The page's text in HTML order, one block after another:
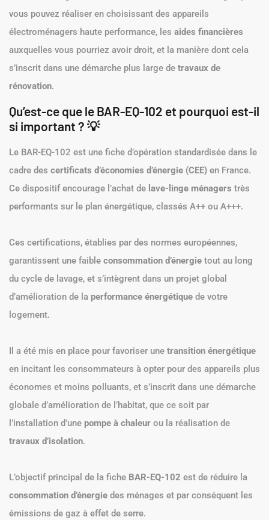
vous pouvez réaliser en choisissant des appareils
électroménagers haute performance, les aides financières
auxquelles vous pourriez avoir droit, et la manière dont cela
s’inscrit dans une démarche plus large de travaux de
rénovation.
Qu’est-ce que le BAR-EQ-102 et pourquoi est-il
si important ? 💡
Le BAR-EQ-102 est une fiche d’opération standardisée dans le
cadre des certificats d’économies d’énergie (CEE) en France.
Ce dispositif encourage l’achat de lave-linge ménagers très
performants sur le plan énergétique, classés A++ ou A+++.
Ces certifications, établies par des normes européennes,
garantissent une faible consommation d’énergie tout au long
du cycle de lavage, et s’intègrent dans un projet global
d’amélioration de la performance énergétique de votre
logement.
Il a été mis en place pour favoriser une transition énergétique
en incitant les consommateurs à opter pour des appareils plus
économes et moins polluants, et s’inscrit dans une démarche
globale d’amélioration de l’habitat, que ce soit par
l’installation d’une pompe à chaleur ou la réalisation de
travaux d’isolation.
L’objectif principal de la fiche BAR-EQ-102 est de réduire la
consommation d’énergie des ménages et par conséquent les
émissions de gaz à effet de serre.